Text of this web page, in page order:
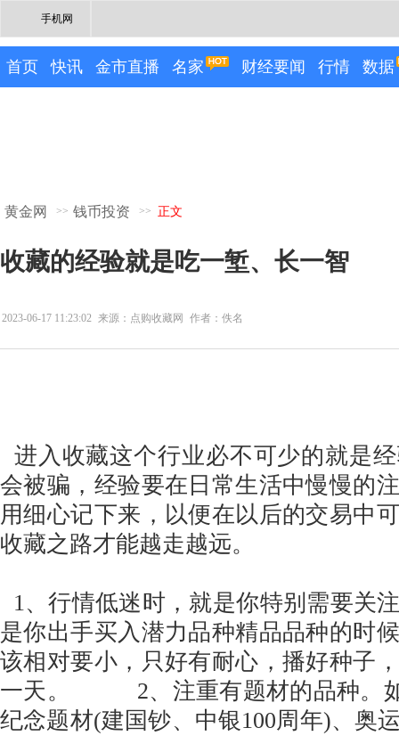
手机网
首页 快讯 金市直播 名家 财经要闻 行情 数据
黄金网 >> 钱币投资 >> 正文
收藏的经验就是吃一堑、长一智
2023-06-17 11:23:02 来源：点购收藏网 作者：佚名
进入收藏这个行业必不可少的就是
会被骗，经验要在日常生活中慢慢的
用细心记下来，以便在以后的交易中
收藏之路才能越走越远。
1、行情低迷时，就是你特别需要关
是你出手买入潜力品种精品品种的时
该相对要小，只好有耐心，播好种子
一天。 2、注重有题材的品种。如
纪念题材(建国钞、中银100周年)、奥